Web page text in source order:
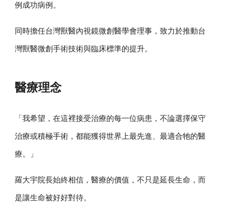
例成功病例。
同時擔任台灣獸醫內視鏡微創醫學會理事，致力於推動台
灣獸醫微創手術技術與臨床標準的提升。
醫療理念
「我希望，在這裡接受治療的每一位病患，不論選擇保守
治療或積極手術，都能獲得世界上最先進、最適合牠的醫
療。」
羅大宇院長始終相信，醫療的價值，不只是延長生命，而
是讓生命被好好對待。